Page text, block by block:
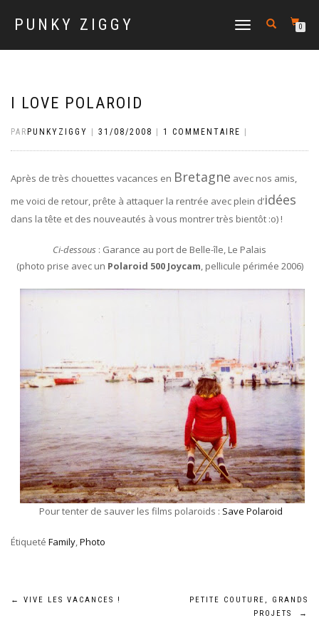
PUNKY ZIGGY
DÉPLIER
NAVIGATION
0
I LOVE POLAROID
PAR PUNKYZIGGY 31/08/2008 1 COMMENTAIRE
Après de très chouettes vacances en Bretagne avec nos amis,
me voici de retour, prête à attaquer la rentrée avec plein d’idées
dans la tête et des nouveautés à vous montrer très bientôt :o) !
Ci-dessous : Garance au port de Belle-île, Le Palais
(photo prise avec un Polaroid 500 Joycam, pellicule périmée 2006)
Pour tenter de sauver les films polaroids : Save Polaroid
Étiqueté Family,Photo
Navigation
← VIVE LES VACANCES !
PETITE COUTURE, GRANDS
PROJETS
→